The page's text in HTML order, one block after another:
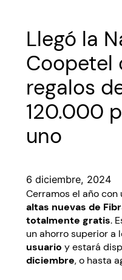
Llegó la
Coopetel
regalos
120.000
uno
6 diciembre, 2024
Cerramos el año con
altas nuevas de
totalmente gratis.
un ahorro superior a
usuario y estará
diciembre, o hasta